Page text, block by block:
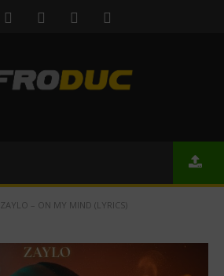
ZAYLO – ON MY MIND (LYRICS)